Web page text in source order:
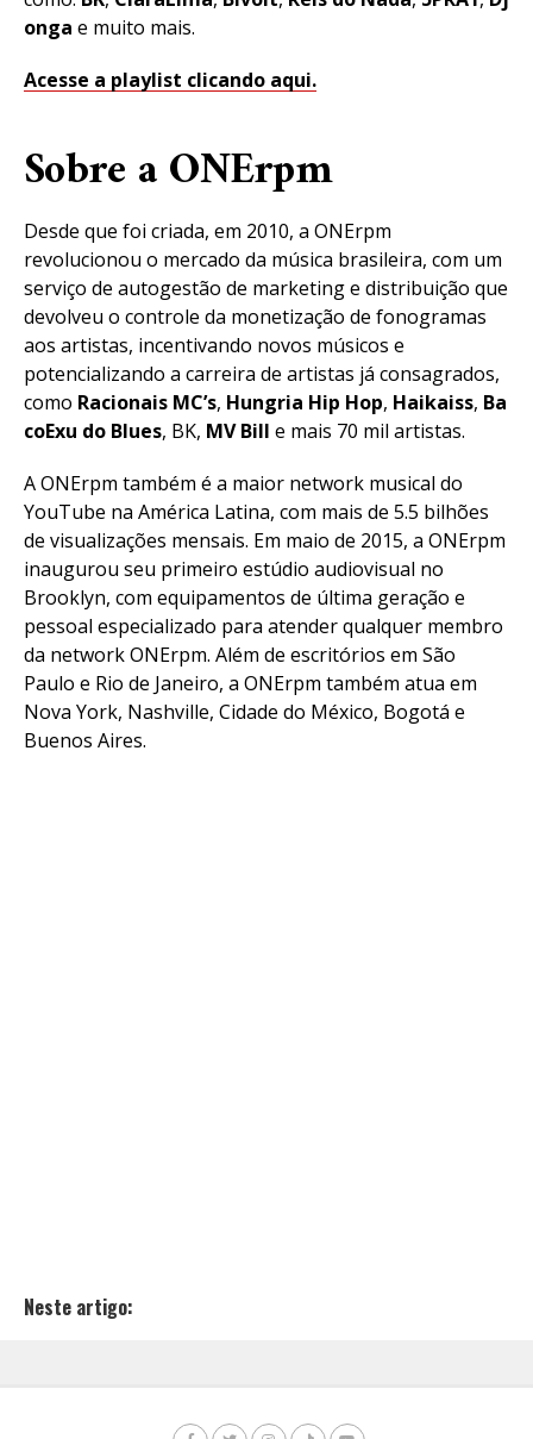
onga e muito mais.
Acesse a playlist clicando aqui.
Sobre a ONErpm
Desde que foi criada, em 2010, a ONErpm
revolucionou o mercado da música brasileira, com um
serviço de autogestão de marketing e distribuição que
devolveu o controle da monetização de fonogramas
aos artistas, incentivando novos músicos e
potencializando a carreira de artistas já consagrados,
como Racionais MC’s, Hungria Hip Hop, Haikaiss, Ba
coExu do Blues, BK, MV Bill e mais 70 mil artistas.
A ONErpm também é a maior network musical do
YouTube na América Latina, com mais de 5.5 bilhões
de visualizações mensais. Em maio de 2015, a ONErpm
inaugurou seu primeiro estúdio audiovisual no
Brooklyn, com equipamentos de última geração e
pessoal especializado para atender qualquer membro
da network ONErpm. Além de escritórios em São
Paulo e Rio de Janeiro, a ONErpm também atua em
Nova York, Nashville, Cidade do México, Bogotá e
Buenos Aires.
Neste artigo: